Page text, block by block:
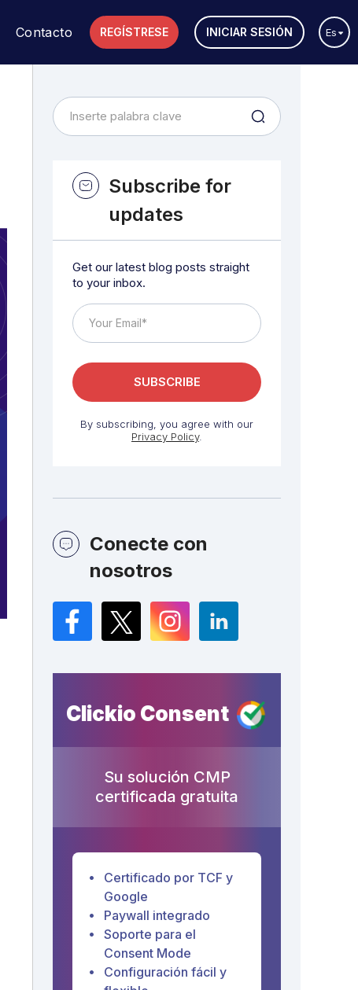
REGÍSTRESE INICIAR SESIÓN Es
Contacto
Subscribe for
updates
Get our latest blog posts straight
to your inbox.
By subscribing, you agree with our
Privacy Policy.
Conecte con
nosotros
Facebook
TwitterInstagramLinkedIn
Clickio Consent
Su solución CMP
certificada gratuita
Certificado por TCF y
Google
Paywall integrado
Soporte para el
Consent Mode
Configuración fácil y